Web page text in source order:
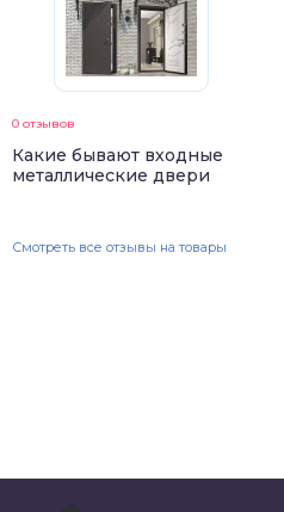
0 отзывов
Какие бывают входные
металлические двери
Смотреть все отзывы на товары